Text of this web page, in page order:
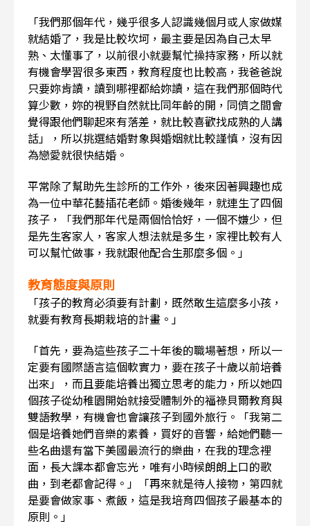
「我們那個年代，幾乎很多人認識幾個月或人家做媒
就結婚了，我是比較坎坷，最主要是因為自己太早
熟、太懂事了，以前很小就要幫忙操持家務，所以就
有機會學習很多東西，教育程度也比較高，我爸爸說
只要妳肯讀，讀到哪裡都給妳讀，這在我們那個時代
算少數，妳的視野自然就比同年齡的開，同儕之間會
覺得跟他們聊起來有落差，就比較喜歡找成熟的人講
話」，所以挑選結婚對象與婚姻就比較謹慎，沒有因
為戀愛就很快結婚。
平常除了幫助先生診所的工作外，後來因著興趣也成
為一位中華花藝插花老師。婚後幾年，就連生了四個
孩子，「我們那年代是兩個恰恰好，一個不嫌少，但
是先生客家人，客家人想法就是多生，家裡比較有人
可以幫忙做事，我就跟他配合生那麼多個。」
教育態度與原則
「孩子的教育必須要有計劃，既然敢生這麼多小孩，
就要有教育長期栽培的計畫。」
「首先，要為這些孩子二十年後的職場著想，所以一
定要有國際語言這個軟實力，要在孩子十歲以前培養
出來」，而且要能培養出獨立思考的能力，所以她四
個孩子從幼稚園開始就接受體制外的福祿貝爾教育與
雙語教學，有機會也會讓孩子到國外旅行。「我第二
個是培養她們音樂的素養，買好的音響，給她們聽一
些名曲還有當下美國最流行的樂曲，在我的理念裡
面，長大課本都會忘光，唯有小時候朗朗上口的歌
曲，到老都會記得。」「再來就是待人接物，第四就
是要會做家事、煮飯，這是我培育四個孩子最基本的
原則。」